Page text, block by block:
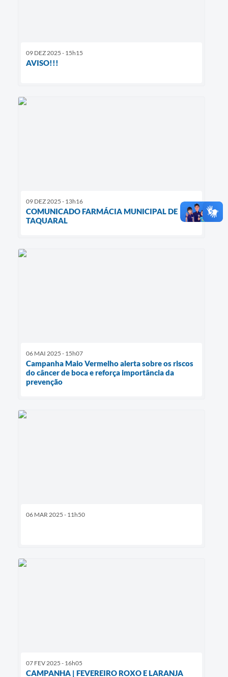
09 DEZ 2025 - 15h15
AVISO!!!
09 DEZ 2025 - 13h16
COMUNICADO FARMÁCIA MUNICIPAL DE
TAQUARAL
06 MAI 2025 - 15h07
Campanha Maio Vermelho alerta sobre os riscos
do câncer de boca e reforça importância da
prevenção
06 MAR 2025 - 11h50
07 FEV 2025 - 16h05
CAMPANHA | FEVEREIRO ROXO E LARANJA